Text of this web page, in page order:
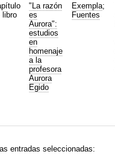
libro
"La razón
es
Aurora":
estudios
en
homenaje
a la
profesora
Aurora
Egido
Exempla;
Fuentes
entradas seleccionadas: